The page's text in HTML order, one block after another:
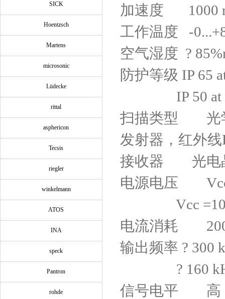
SICK
Hoentzsch
Martens
microsonic
Lüdecke
rittal
asphericon
Tecsis
riegler
winkelmann
ATOS
INA
speck
Pantron
rohde
加速度 1000
工作温度 -
空气湿度 ?
防护等级 IP 65
IP 50 at
扫描类型 光学
发射器，红外线
接收器 光电
电源电压
Vcc
电流消耗 200
输出频率 ? 300
? 160 kHz
信号电平 高 >